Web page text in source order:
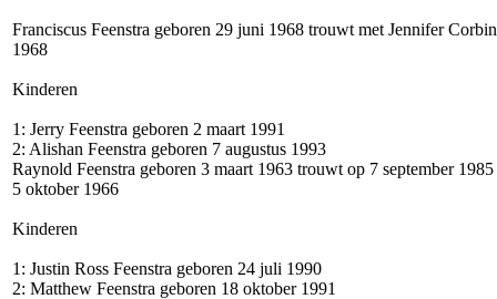
Franciscus Feenstra geboren 29 juni 1968 trouwt met Jennifer
1968
Kinderen
1: Jerry Feenstra geboren 2 maart 1991
2: Alishan Feenstra geboren 7 augustus 1993
Raynold Feenstra geboren 3 maart 1963 trouwt op 7 september
5 oktober 1966
Kinderen
1: Justin Ross Feenstra geboren 24 juli 1990
2: Matthew Feenstra geboren 18 oktober 1991